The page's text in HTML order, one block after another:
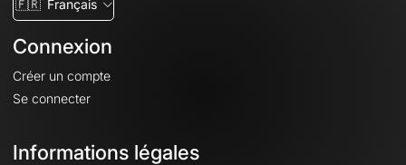
🇫🇷 Français
Connexion
Créer un compte
Se connecter
Informations légales